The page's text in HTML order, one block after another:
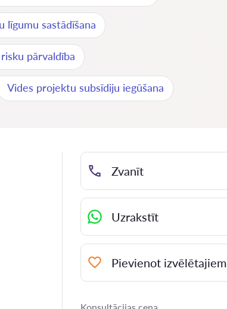
līgumu sastādīšana
pārvaldība
Vides projektu subsīdiju iegūšana
Zvanīt
Uzrakstīt
Pievienot izvēlētajiem